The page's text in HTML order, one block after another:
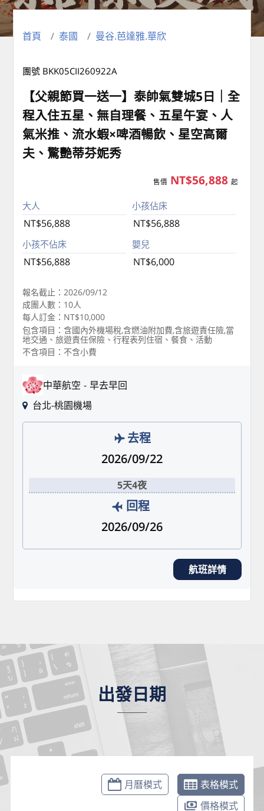
首頁 泰國 曼谷.芭達雅.華欣
團號 BKK05CII260922A
【父親節買一送一】泰帥氣雙城5日｜全
程入住五星、無自理餐、五星午宴、人
氣米推、流水蝦×啤酒暢飲、星空高爾
夫、驚艷蒂芬妮秀
售價 NT$56,888 起
大人
NT$56,888
小孩佔床
NT$56,888
小孩不佔床
NT$56,888
嬰兒
NT$6,000
報名截止：2026/09/12
成團人數：10人
每人訂金：NT$10,000
包含項目：含國內外機場稅,含燃油附加費,含旅遊責任險,當
地交通、旅遊責任保險、行程表列住宿、餐食、活動
不含項目：不含小費
中華航空
早去早回
台北-桃園機場
去程
2026/09/22
5天4夜
回程
2026/09/26
航班詳情
出發日期
月曆模式
表格模式
價格模式